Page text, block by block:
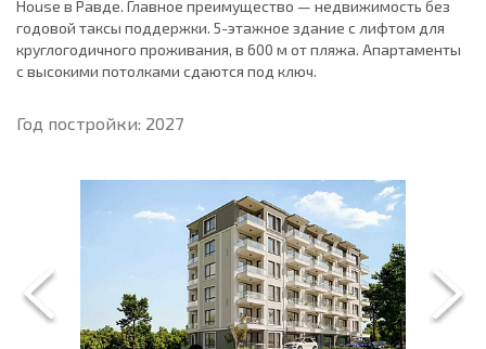
House в Равде. Главное преимущество — недвижимость без
годовой таксы поддержки. 5-этажное здание с лифтом для
круглогодичного проживания, в 600 м от пляжа. Апартаменты
с высокими потолками сдаются под ключ.
Год постройки: 2027